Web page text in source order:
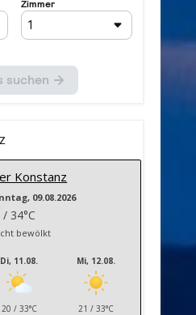
Konstanz
09.08.2026
/ 34°C
bewölkt
Di, 11.08.
20 / 33°C
Mi, 12.08.
21 / 33°C